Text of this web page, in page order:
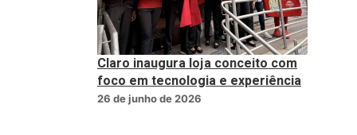
Claro inaugura loja conceito com
foco em tecnologia e experiência
26 de junho de 2026